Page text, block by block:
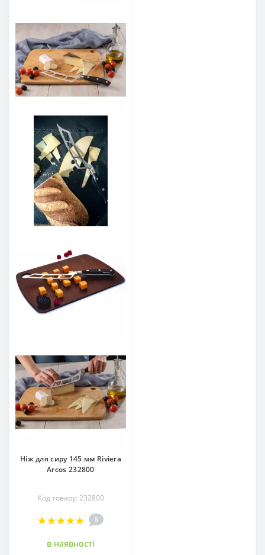
Ніж для сиру 145 мм Riviera
Arcos 232800
Код товару: 232800
5
в наявностi